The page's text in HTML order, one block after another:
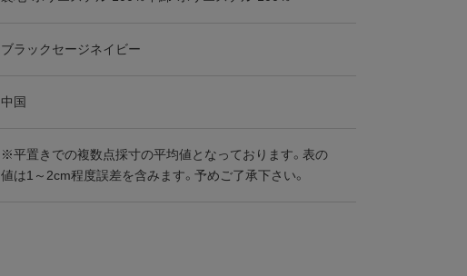
ブラックセージネイビー
中国
※平置きでの複数点採寸の平均値となっております。表の
値は1～2cm程度誤差を含みます。予めご了承下さい。